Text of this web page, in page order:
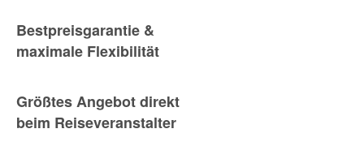
Bestpreisgarantie &
maximale Flexibilität
Größtes Angebot direkt
beim Reiseveranstalter